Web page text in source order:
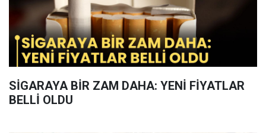
SİGARAYA BİR ZAM DAHA: YENİ FİYATLAR
BELLİ OLDU